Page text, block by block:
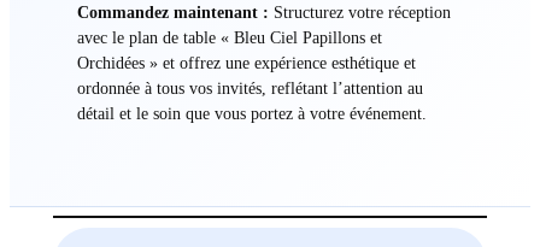
Commandez maintenant : Structurez votre réception
avec le plan de table « Bleu Ciel Papillons et
Orchidées » et offrez une expérience esthétique et
ordonnée à tous vos invités, reflétant l’attention au
détail et le soin que vous portez à votre événement.